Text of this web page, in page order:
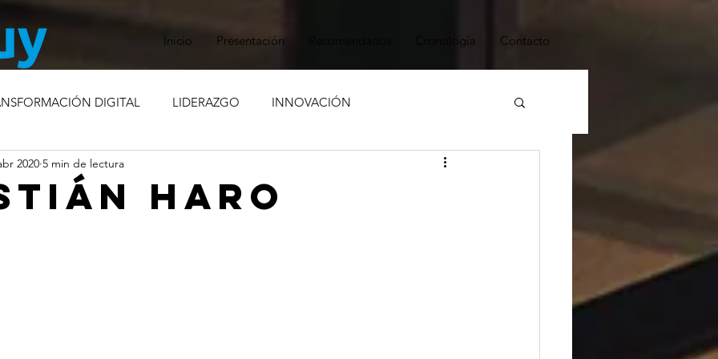
Inicio Presentación Cronología Contacto
DIGITAL LIDERAZGO INNOVACIÓN
COMPROMISO SOCIAL ESTRATEGIA
INTERNA
HARO
2020 5 min de lectura